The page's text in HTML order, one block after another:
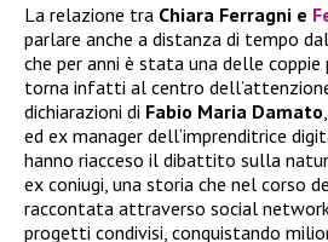
La relazione tra Chiara Ferragni e
parlare anche a distanza di tempo
che per anni è stata una delle coppie
torna infatti al centro
dichiarazioni di Fabio Maria Damato
ed ex manager dell’imprenditrice
hanno riacceso il dibattito sulla
ex coniugi, una storia che nel corso
raccontata attraverso social
progetti condivisi, conquistando